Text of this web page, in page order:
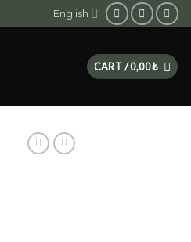
English
CART /0,00₺